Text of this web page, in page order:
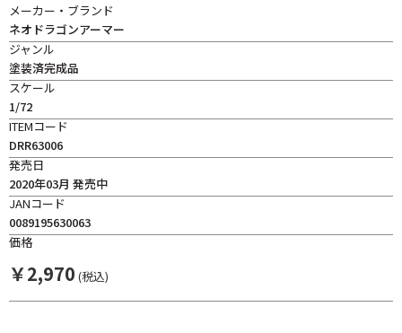
メーカー・ブランド
ネオドラゴンアーマー
ジャンル
塗装済完成品
スケール
1/72
ITEMコード
DRR63006
発売日
2020年03月 発売中
JANコード
0089195630063
価格
￥2,970 (税込)